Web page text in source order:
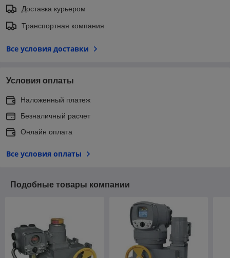
Доставка курьером
Транспортная компания
Все условия доставки
Условия оплаты
Наложенный платеж
Безналичный расчет
Онлайн оплата
Все условия оплаты
Подобные товары компании